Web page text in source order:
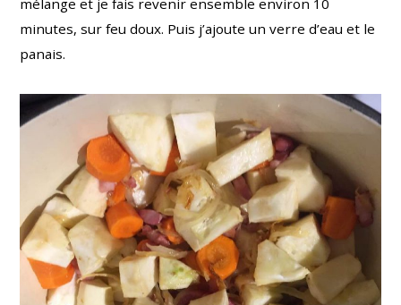
mélange et je fais revenir ensemble environ 10
minutes, sur feu doux. Puis j’ajoute un verre d’eau et le
panais.